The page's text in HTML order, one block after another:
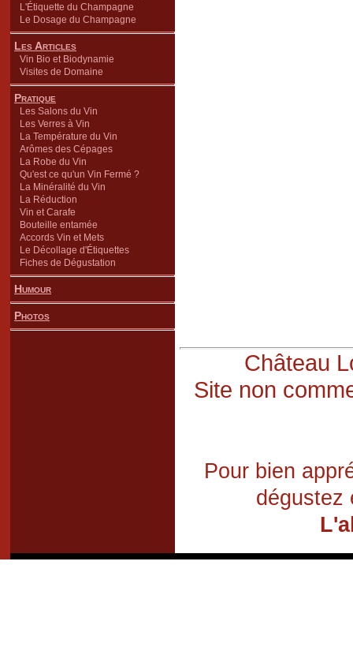
L'Étiquette du Champagne
Le Dosage du Champagne
Les Articles
Vin Bio et Biodynamie
Visites de Domaine
Pratique
Les Salons du Vin
Les Verres à Vin
La Température du Vin
Arômes des Cépages
La Robe du Vin
Qu'est ce qu'un Vin Fermé ?
La Minéralité du Vin
La Réduction
Vin et Carafe
Bouteille entamée
Accords Vin et Mets
Le Décollage d'Étiquettes
Fiches de Dégustation
Humour
Photos
Château
Site non
Pour bien
dégustez